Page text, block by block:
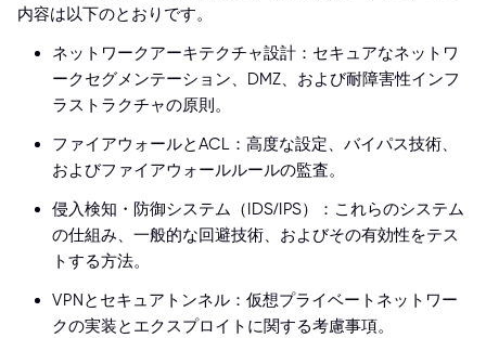
内容は以下のとおりです。
ネットワークアーキテクチャ設計：セキュアなネットワ
ークセグメンテーション、DMZ、および耐障害性インフ
ラストラクチャの原則。
ファイアウォールとACL：高度な設定、バイパス技術、
およびファイアウォールルールの監査。
侵入検知・防御システム（IDS/IPS）：これらのシステム
の仕組み、一般的な回避技術、およびその有効性をテス
トする方法。
VPNとセキュアトンネル：仮想プライベートネットワー
クの実装とエクスプロイトに関する考慮事項。